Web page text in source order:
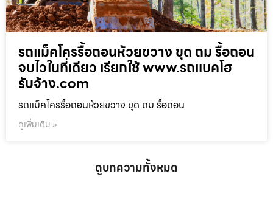
รถแม็คโครรื้อถอนห้วยขวาง ขุด ถม รื้อถอน
จบไวในที่เดียว เรียกใช้ www.รถแบคโฮ
รับจ้าง.com
รถแม็คโครรื้อถอนห้วยขวาง ขุด ถม รื้อถอน
ดูเพิ่มเติม »
ดูบทความทั้งหมด